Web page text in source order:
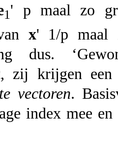
1' p maal zo
x' 1/p maal
dus.
zij krijgen
vectoren.
index mee